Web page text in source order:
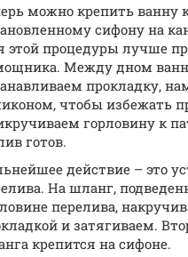
можно крепить ванну
сифону на
этой процедуры лучше
Между дном
прокладку,
чтобы избежать
горловину к
готов.
действие – это
На шланг,
перелива,
и затягиваем.
крепится на сифоне.